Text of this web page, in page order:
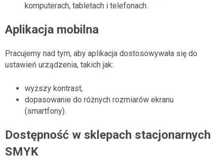
komputerach, tabletach i telefonach.
Aplikacja mobilna
Pracujemy nad tym, aby aplikacja dostosowywała się do
ustawień urządzenia, takich jak:
wyższy kontrast,
dopasowanie do różnych rozmiarów ekranu
(smartfony).
Dostępność w sklepach stacjonarnych
SMYK